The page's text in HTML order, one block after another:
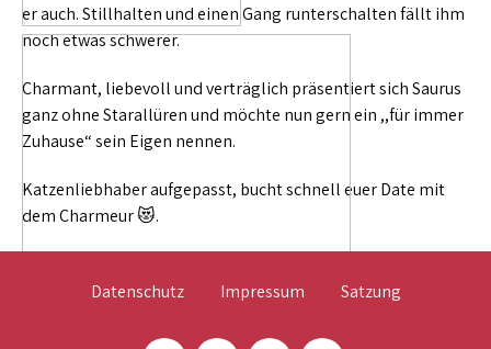
er auch. Stillhalten und einen Gang runterschalten fällt ihm
noch etwas schwerer.
Charmant, liebevoll und verträglich präsentiert sich Saurus
ganz ohne Starallüren und möchte nun gern ein ,,für immer
Zuhause“ sein Eigen nennen.
Katzenliebhaber aufgepasst, bucht schnell euer Date mit
dem Charmeur 😻.
Datenschutz Impressum Satzung